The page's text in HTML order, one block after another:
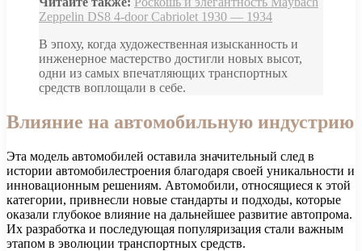
Zeppelin DS8 4-door Cabriolet 1930 — 1934
В эпоху, когда художественная изысканность и
инженерное мастерство достигли новых высот,
одни из самых впечатляющих транспортных
средств воплощали в себе.
Влияние на автомобильную индустрию
Эта модель автомобилей оставила значительный след в
истории автомобилестроения благодаря своей уникальности и
инновационным решениям. Автомобили, относящиеся к этой
категории, привнесли новые стандарты и подходы, которые
оказали глубокое влияние на дальнейшее развитие автопрома.
Их разработка и последующая популяризация стали важным
этапом в эволюции транспортных средств.